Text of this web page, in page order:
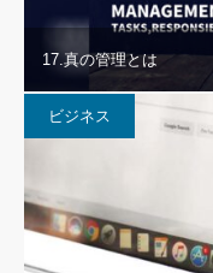
17.真の管理とは
ビジネス